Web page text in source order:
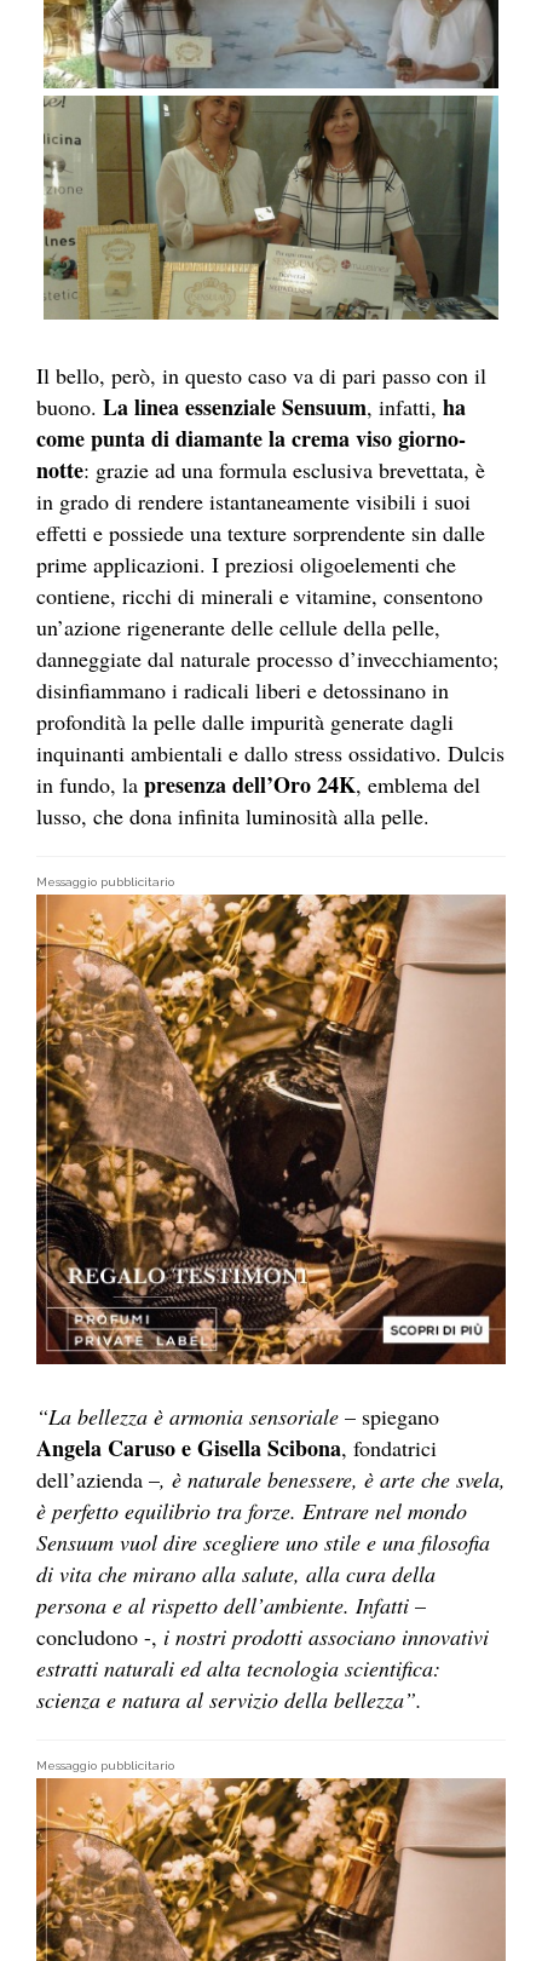
Il bello, però, in questo caso va di pari passo con il
buono. La linea essenziale Sensuum, infatti, ha
comepunta di diamante la crema viso giorno-
notte: grazie ad una formula esclusiva brevettata, è
in grado di rendere istantaneamente visibili i suoi
effetti e possiede una texture sorprendente sin dalle
prime applicazioni. I preziosi oligoelementi che
contiene, ricchi di minerali e vitamine, consentono
un’azione rigenerante delle cellule della pelle,
danneggiate dal naturale processo d’invecchiamento;
disinfiammano i radicali liberi e detossinano in
profondità la pelle dalle impurità generate dagli
inquinanti ambientali e dallo stress ossidativo. Dulcis
in fundo, la presenza dell’Oro 24K, emblema del
lusso, che dona infinita luminosità alla pelle.
Messaggio pubblicitario
“La bellezza è armonia sensoriale – spiegano
Angela Caruso e Gisella Scibona, fondatrici
dell’azienda –, è naturale benessere, è arte che svela,
è perfetto equilibrio tra forze. Entrare nel mondo
Sensuum vuol dire scegliere uno stile e una filosofia
di vita che mirano alla salute, alla cura della
persona e al rispetto dell’ambiente. Infatti –
concludono -, i nostri prodotti associano innovativi
estratti naturali ed alta tecnologia scientifica:
scienza e natura al servizio della bellezza”.
Messaggio pubblicitario